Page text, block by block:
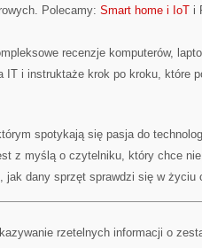
Polecamy: Smart home i IoT i
recenzje komputerów,
IT i instruktaże krok po kroku, które
spotykają się pasja do
z myślą o czytelniku, który chce
jak dany sprzęt sprawdzi się w życiu
rzetelnych informacji o